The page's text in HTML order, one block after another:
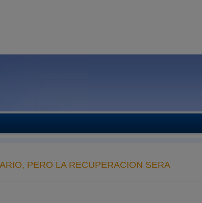
PERO LA RECUPERACIÓN SERÁ